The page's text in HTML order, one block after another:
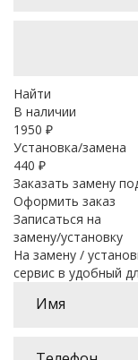
Найти
В наличии
1950 ₽
Установка/замена
440 ₽
Заказать замену
Оформить заказ
Записаться на
замену/установку
На замену /
сервис в удобный